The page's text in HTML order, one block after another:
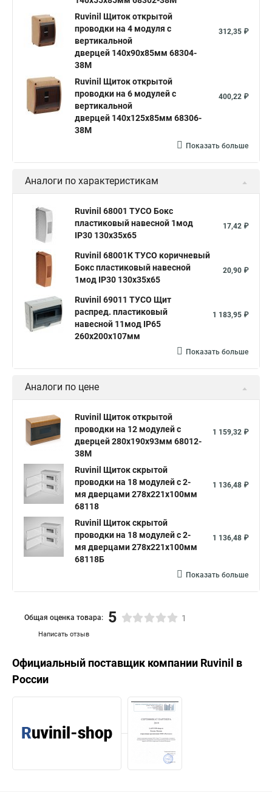
Ruvinil Щиток открытой
проводки на 4 модуля с
вертикальной
дверцей 140х90х85мм 68304-
38М
312,35 ₽
Ruvinil Щиток открытой
проводки на 6 модулей с
вертикальной
дверцей 140х125х85мм 68306-
38М
400,22 ₽
Показать больше
Аналоги по характеристикам
Ruvinil 68001 ТУСО Бокс
пластиковый навесной 1мод
IP30 130х35х65
17,42 ₽
Ruvinil 68001К ТУСО коричневый
Бокс пластиковый навесной
1мод IP30 130х35х65
20,90 ₽
Ruvinil 69011 ТУСО Щит
распред. пластиковый
навесной 11мод IP65
260х200х107мм
1 183,95 ₽
Показать больше
Аналоги по цене
Ruvinil Щиток открытой
проводки на 12 модулей с
дверцей 280х190х93мм 68012-
38М
1 159,32 ₽
Ruvinil Щиток скрытой
проводки на 18 модулей c 2-
мя дверцами 278х221х100мм
68118
1 136,48 ₽
Ruvinil Щиток скрытой
проводки на 18 модулей c 2-
мя дверцами 278х221х100мм
68118Б
1 136,48 ₽
Показать больше
Написать отзыв
Общая оценка товара: 5 1
Официальный поставщик компании Ruvinil в
России